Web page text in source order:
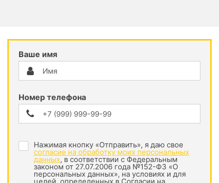
Ваше имя
Номер телефона
Нажимая кнопку «Отправить», я даю свое
согласие на обработку моих персональных
данных, в соответствии с Федеральным
законом от 27.07.2006 года №152-ФЗ «О
персональных данных», на условиях и для